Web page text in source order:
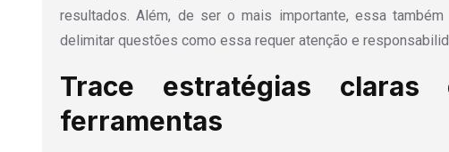
resultados. Além, de ser o mais importante, essa
delimitar questões como essa requer atenção e
Trace estratégias
ferramentas